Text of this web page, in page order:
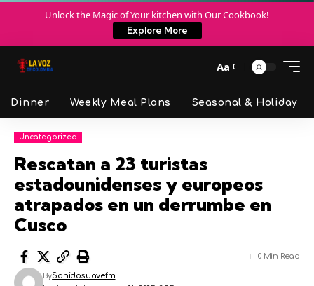
Unlock the Magic of Your kitchen with Our Cookbook!
Explore More
Aa
Dinner Weekly Meal Plans Seasonal & Holiday
Uncategorized
Rescatan a 23 turistas
estadounidenses y europeos
atrapados en un derrumbe en
Cusco
BySonidosuavefm
0 Min Read